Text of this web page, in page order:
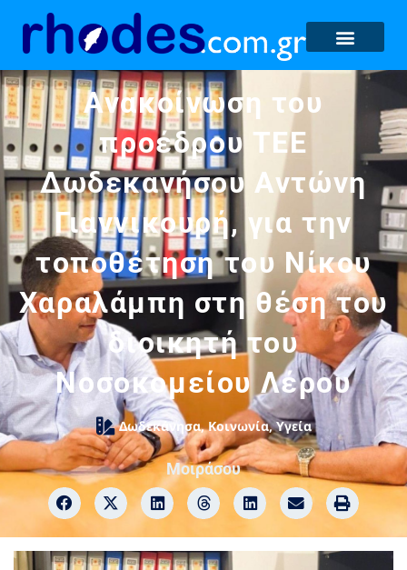
Ανακοίνωση του
προέδρου ΤΕΕ
Δωδεκανήσου Αντώνη
Γιαννικουρή, για την
τοποθέτηση του Νίκου
Χαραλάμπη στη θέση του
διοικητή του
Νοσοκομείου Λέρου
Δωδεκάνησα,Κοινωνία,Υγεία
Μοιράσου